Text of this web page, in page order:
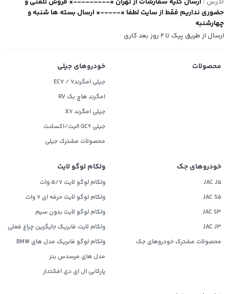
حضوری نداریم فقط از سایت لطفا ×-----× ارسال بسته ها شنبه و
چهارشنبه
ارسال از طریق پیک تا ۲ روز بعد کاری
محصولات خودروهای جیلی
جیلی امگرند۷ / EC7
امگرند هاچ بک RV
جیلی امگرند X7
جیلی GC6 الیت/اکسلنت
محصولات مشترک جیلی
خودروهای جک
JAC J5
JAC S5
JAC S3
JAC J3
محصولات مشترک خودروهای جک
ولکام لوگو لایت
ولکام لوگو لایت 5/7 وات
ولکام لوگو لایت حرفه ای 7 وات
ولکام لوگو لایت بدون سیم
ولکام لایت فابریک جایگزین چراغ فعلی
ولکام لوگو فابریک مدل های BMW
مدل های مرسدس بنز
پارکابی ال ای دی افکتدار